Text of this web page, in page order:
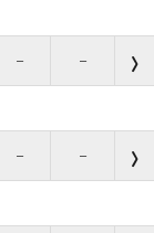
– –
– –